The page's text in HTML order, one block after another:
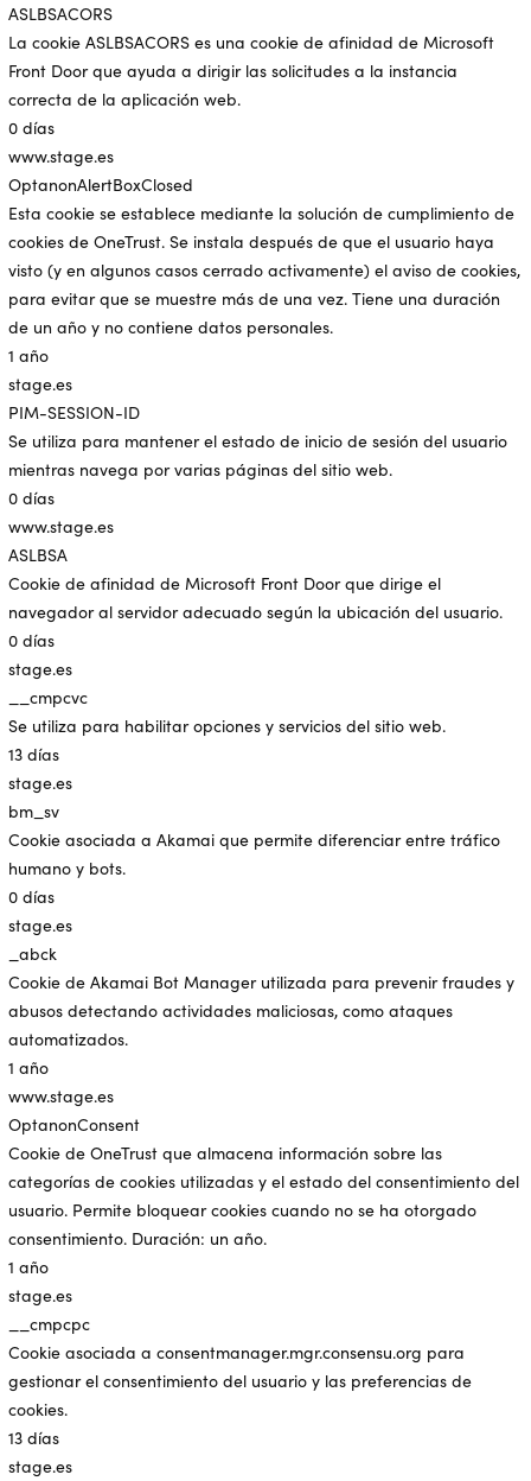
ASLBSACORS
La cookie ASLBSACORS es una cookie de afinidad de Microsoft
Front Door que ayuda a dirigir las solicitudes a la instancia
correcta de la aplicación web.
0 días
www.stage.es
OptanonAlertBoxClosed
Esta cookie se establece mediante la solución de cumplimiento de
cookies de OneTrust. Se instala después de que el usuario haya
visto (y en algunos casos cerrado activamente) el aviso de cookies,
para evitar que se muestre más de una vez. Tiene una duración
de un año y no contiene datos personales.
1 año
stage.es
PIM-SESSION-ID
Se utiliza para mantener el estado de inicio de sesión del usuario
mientras navega por varias páginas del sitio web.
0 días
www.stage.es
ASLBSA
Cookie de afinidad de Microsoft Front Door que dirige el
navegador al servidor adecuado según la ubicación del usuario.
0 días
stage.es
__cmpcvc
Se utiliza para habilitar opciones y servicios del sitio web.
13 días
stage.es
bm_sv
Cookie asociada a Akamai que permite diferenciar entre tráfico
humano y bots.
0 días
stage.es
_abck
Cookie de Akamai Bot Manager utilizada para prevenir fraudes y
abusos detectando actividades maliciosas, como ataques
automatizados.
1 año
www.stage.es
OptanonConsent
Cookie de OneTrust que almacena información sobre las
categorías de cookies utilizadas y el estado del consentimiento del
usuario. Permite bloquear cookies cuando no se ha otorgado
consentimiento. Duración: un año.
1 año
stage.es
__cmpcpc
Cookie asociada a consentmanager.mgr.consensu.org para
gestionar el consentimiento del usuario y las preferencias de
cookies.
13 días
stage.es